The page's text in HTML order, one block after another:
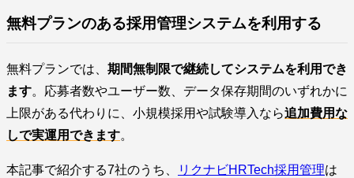
無料プランのある採用管理システムを利用する
無料プランでは、 期間無制限で継続してシステムを利用でき
ます。応募者数やユーザー数、データ保存期間のいずれかに
上限がある代わりに、小規模採用や試験導入なら追加費用な
しで実運用できます。
本記事で紹介する7社のうち、 リクナビHRTech採用管理は